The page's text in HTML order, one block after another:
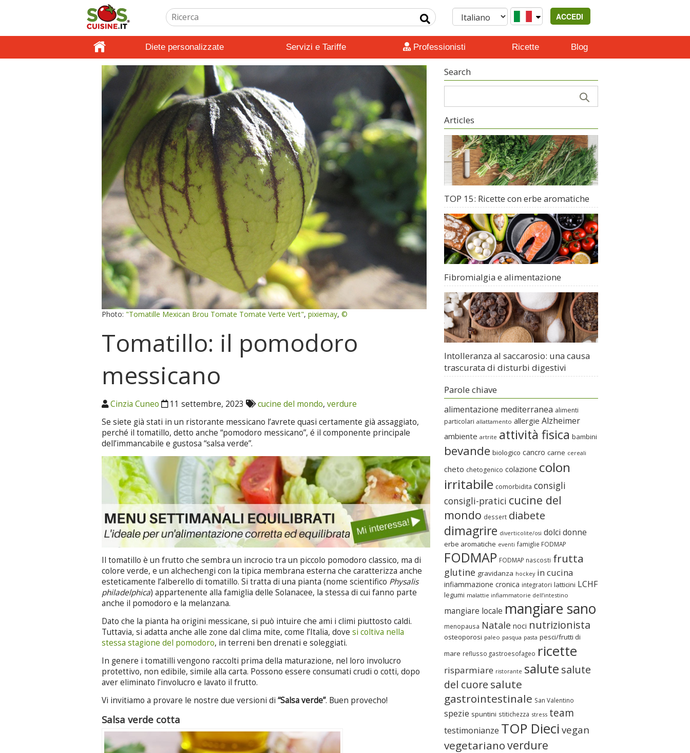
ACCEDI
Diete personalizzate Servizi e Tariffe Professionisti Ricette Blog
Photo: "Tomatille Mexican Brou Tomate Tomate Verte Vert",pixiemay,©
Tomatillo: il pomodoro
messicano
Cinzia Cuneo 11 settembre, 2023 cucine del mondo,verdure
Se siete già stati in un ristorante messicano l’avrete quasi certamente già assaggiato,
perché il tomatillo, detto anche “pomodoro messicano”, é il componente principale
dell’immancabile e gustosa “salsa verde”.
Il tomatillo è un frutto che sembra un incrocio tra un piccolo pomodoro classico, ma di
colore verde, e un alchechengi con la tipica membrana esterna che caratterizza anche
esteticamente l’alberello di tomatillo. Si tratta di una pianta (nome scientifico Physalis
philadelphica) appartenente alla famiglia delle Solanacee, la stessa di cui fanno parte
anche il pomodoro e la melanzana.
Dato che la pianta ha origini messicane, si può intuire che ami i climi piuttosto caldi.
Tuttavia, si adatta anche alle zone dal clima mite, come l’Italia, dovesi coltiva nella
stessa stagione del pomodoro, in terreni ben drenati e soleggiati.
In genere i tomatilli vengono raccolti prima della maturazione, nel loro involucro
protettivo, non edibile, simile alla carta. Possono essere consumati crudi o cotti, dopo
aver eliminato l’involucro e lavato il frutto.
Vi invitiamo a provare le nostre due versioni di“Salsa verde”. Buen provecho!
Salsa verde cotta
Search
Articles
TOP 15: Ricette con erbe aromatiche
Fibromialgia e alimentazione
Intolleranza al saccarosio: una causa
trascurata di disturbi digestivi
Parole chiave
alimentazione mediterranea alimenti
particolari allattamento allergie Alzheimer
ambiente artrite attività fisica bambini
bevande biologico cancro carne cereali
cheto chetogenico colazione colon
irritabile comorbidita consigli
consigli-pratici cucine del
mondo dessert diabete
dimagrire diverticolite/osi dolci donne
erbe aromatiche eventi famiglie FODMAP
FODMAP FODMAP nascosti frutta
glutine gravidanza hockey in cucina
infiammazione cronica integratori latticini LCHF
legumi malattie infiammatorie dell’intestino
mangiare locale mangiare sano
menopausa Natale noci nutrizionista
osteoporosi paleo pasqua pasta pesci/frutti di
mare reflusso gastroesofageo ricette
risparmiare ristorante salute salute
del cuore salute
gastrointestinale San Valentino
spezie spuntini stitichezza stress team
testimonianze TOP Dieci vegan
vegetarianoverdure